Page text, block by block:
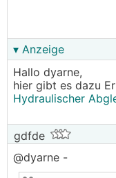
▾ Anzeige
Hallo dyarne,
hier gibt es dazu
Hydraulischer
gdfde
@dyarne -